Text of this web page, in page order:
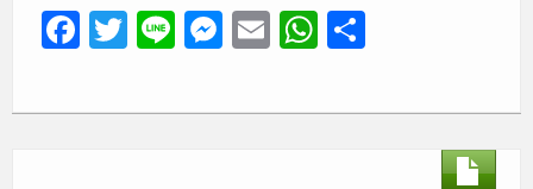
F
a
c
T
wi
tt
Li
n
e
M
e
ss
E
m
ail
W
h
at